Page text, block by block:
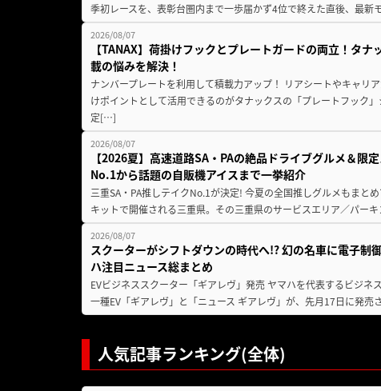
季初レースを、表彰台圏内まで一歩届かず4位で終えた直後、最
2026/08/07
【TANAX】荷掛けフックとプレートガードの両立！タ
載の悩みを解決！
ナンバープレートを利用して積載力アップ！ リアシートやキャリ
けポイントとして活用できるのがタナックスの「プレートフック
定[…]
2026/08/07
【2026夏】高速道路SA・PAの絶品ドライブグルメ＆限
No.1から話題の自販機アイスまで一挙紹介
三重SA・PA推しテイクNo.1が決定! 今夏の全国推しグルメもまと
キットで開催される三重県。その三重県のサービスエリア／パー
2026/08/07
スクーターがシフトダウンの時代へ!? 幻の名車に電子制
ハ注目ニュース総まとめ
EVビジネススクーター「ギアレヴ」発売 ヤマハを代表するビジネ
一種EV「ギアレヴ」と「ニュース ギアレヴ」が、先月17日に発
人気記事ランキング(全体)